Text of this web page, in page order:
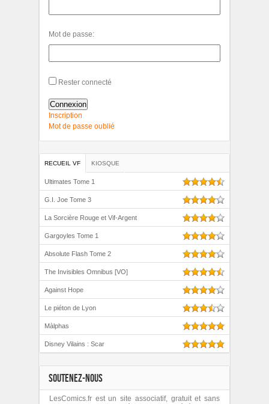
Mot de passe:
Rester connecté
Connexion
Inscription
Mot de passe oublié
RECUEIL VF KIOSQUE
Ultimates Tome 1
G.I. Joe Tome 3
La Sorcière Rouge et Vif-Argent
Gargoyles Tome 1
Absolute Flash Tome 2
The Invisibles Omnibus [VO]
Against Hope
Le piéton de Lyon
Màlphas
Disney Vilains : Scar
SOUTENEZ-NOUS
LesComics.fr est un site associatif, gratuit et sans